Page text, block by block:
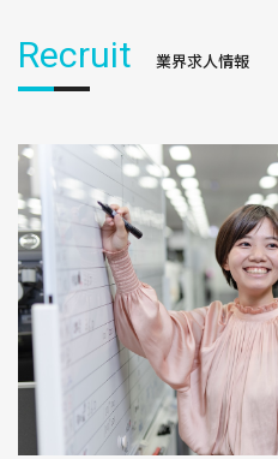
Recruit 業界求人情報